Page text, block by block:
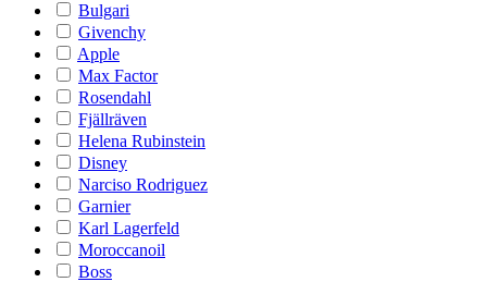
Bulgari
Givenchy
Apple
Max Factor
Rosendahl
Fjällräven
Helena Rubinstein
Disney
Narciso Rodriguez
Garnier
Karl Lagerfeld
Moroccanoil
Boss